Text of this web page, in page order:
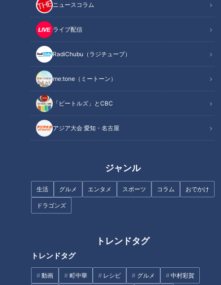
ニュースコラム
ライブ配信
RadiChubu（ラジチューブ）
me:tone（ミートーン）
「ビートルズ」とCBC
アジア大会 愛知・名古屋
ジャンル
生活 グルメ エンタメ スポーツ コラム おでかけ
ドラゴンズ
トレンドタグ
トレンドタグ
動画 町中華 レシピ グルメ 中村彩賀
記事に戻る
この記事を見たあなたへのおすすめ
地元知名度100％なのに名古屋
の人は知らない！？愛知の超局
地的なローカルグルメとは
厚えびだしと自家製麺が織りな
す至高の一杯 「えびそば 緋彩